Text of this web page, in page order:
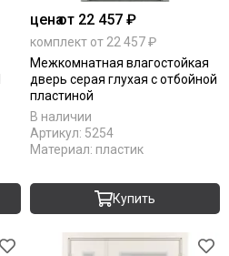
ценаот 22 457 ₽
комплект от 22 457 ₽
Межкомнатная влагостойкая
дверь серая глухая с отбойной
пластиной
В наличии
Артикул: 5254
Материал: пластик
Купить